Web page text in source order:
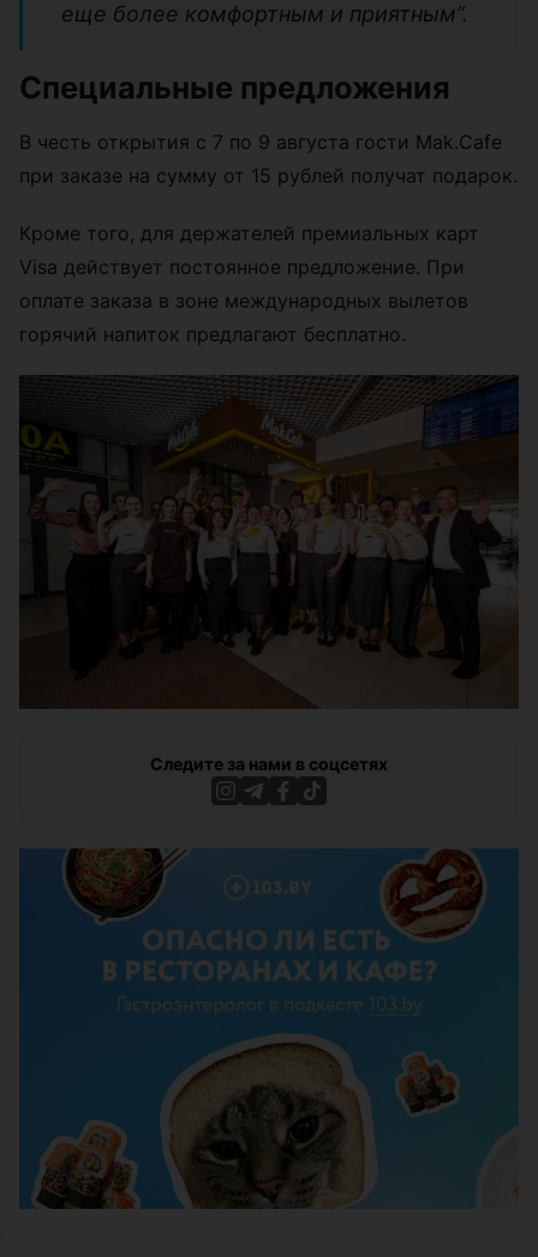
еще более комфортным и приятным”.
Специальные предложения
В честь открытия с 7 по 9 августа гости Mak.Cafe
при заказе на сумму от 15 рублей получат подарок.
Кроме того, для держателей премиальных карт
Visa действует постоянное предложение. При
оплате заказа в зоне международных вылетов
горячий напиток предлагают бесплатно.
Следите за нами в соцсетях